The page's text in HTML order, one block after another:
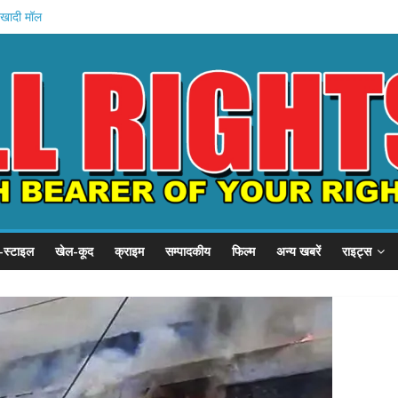
मॉल
की शुरुआत
करोड़
अरेस्ट
खेल-कूद क्राइम सम्पादकीय फिल्म अन्य खबरें राइट्स